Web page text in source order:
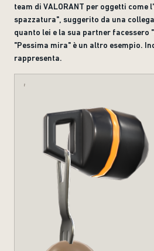
team di VALORANT per oggetti come
spazzatura", suggerito da una
quanto lei e la sua partner facessero
"Pessima mira" è un altro esempio.
rappresenta.